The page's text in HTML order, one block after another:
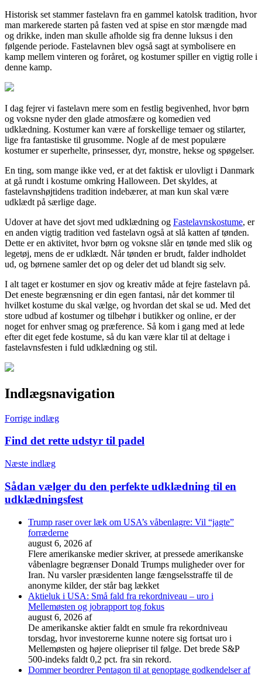
Historisk set stammer fastelavn fra en gammel katolsk tradition, hvor
man markerede starten på fasten ved at spise en stor mængde mad
og drikke, inden man skulle afholde sig fra denne luksus i den
følgende periode. Fastelavnen blev også sagt at symbolisere en
kamp mellem vinteren og foråret, og kostumer spiller en vigtig rolle i
denne kamp.
I dag fejrer vi fastelavn mere som en festlig begivenhed, hvor børn
og voksne nyder den glade atmosfære og komedien ved
udklædning. Kostumer kan være af forskellige temaer og stilarter,
lige fra fantastiske til grusomme. Nogle af de mest populære
kostumer er superhelte, prinsesser, dyr, monstre, hekse og spøgelser.
En ting, som mange ikke ved, er at det faktisk er ulovligt i Danmark
at gå rundt i kostume omkring Halloween. Det skyldes, at
fastelavnshøjtidens tradition indebærer, at man kun skal være
udklædt på særlige dage.
Udover at have det sjovt med udklædning og Fastelavnskostume, er
en anden vigtig tradition ved fastelavn også at slå katten af tønden.
Dette er en aktivitet, hvor børn og voksne slår en tønde med slik og
legetøj, mens de er udklædt. Når tønden er brudt, falder indholdet
ud, og børnene samler det op og deler det ud blandt sig selv.
I alt taget er kostumer en sjov og kreativ måde at fejre fastelavn på.
Det eneste begrænsning er din egen fantasi, når det kommer til
hvilket kostume du skal vælge, og hvordan det skal se ud. Med det
store udbud af kostumer og tilbehør i butikker og online, er der
noget for enhver smag og præference. Så kom i gang med at lede
efter dit eget fede kostume, så du kan være klar til at deltage i
fastelavnsfesten i fuld udklædning og stil.
Indlægsnavigation
Forrige indlæg
Find det rette udstyr til padel
Næste indlæg
Sådan vælger du den perfekte udklædning til en
udklædningsfest
Trump raser over læk om USA’s våbenlagre: Vil “jagte”
forræderne
august 6, 2026 af
Flere amerikanske medier skriver, at pressede amerikanske
våbenlagre begrænser Donald Trumps muligheder over for
Iran. Nu varsler præsidenten lange fængselsstraffe til de
anonyme kilder, der står bag lækket
Aktieluk i USA: Små fald fra rekordniveau – uro i
Mellemøsten og jobrapport tog fokus
august 6, 2026 af
De amerikanske aktier faldt en smule fra rekordniveau
torsdag, hvor investorerne kunne notere sig fortsat uro i
Mellemøsten og højere oliepriser til følge. Det brede S&P
500-indeks faldt 0,2 pct. fra sin rekord.
Dommer beordrer Pentagon til at genoptage godkendelser af